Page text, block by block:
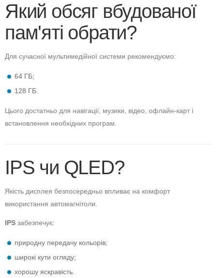
Який обсяг вбудованої
пам'яті обрати?
Для сучасної мультимедійної системи рекомендуємо:
64 ГБ;
128 ГБ.
Цього достатньо для навігації, музики, відео, офлайн-карт і
встановлення необхідних програм.
IPS чи QLED?
Якість дисплея безпосередньо впливає на комфорт
використання автомагнітоли.
IPS забезпечує:
природну передачу кольорів;
широкі кути огляду;
хорошу яскравість.